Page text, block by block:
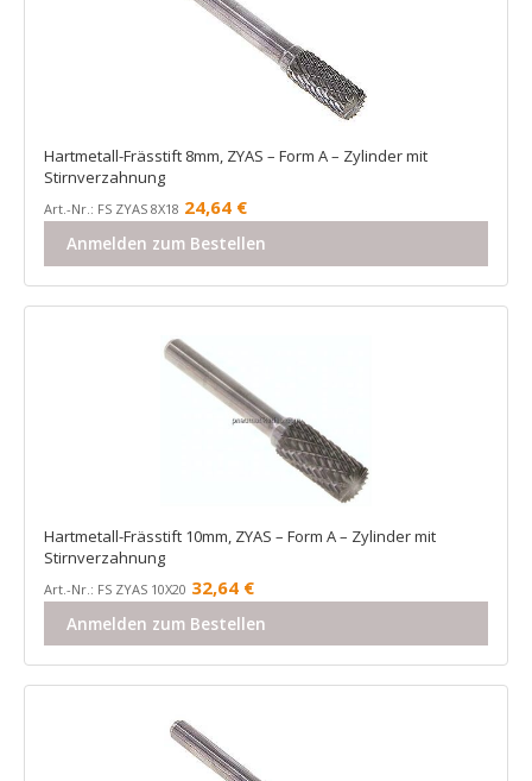
Hartmetall-Frässtift 8mm, ZYAS – Form A – Zylinder mit
Stirnverzahnung
Art.-Nr.: FS ZYAS 8X18 24,64 €
Anmelden zum Bestellen
Hartmetall-Frässtift 10mm, ZYAS – Form A – Zylinder mit
Stirnverzahnung
Art.-Nr.: FS ZYAS 10X20 32,64 €
Anmelden zum Bestellen